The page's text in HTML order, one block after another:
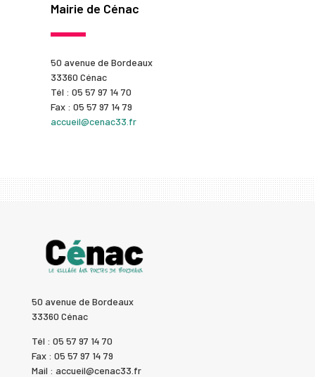
Mairie de Cénac
50 avenue de Bordeaux
33360 Cénac
Tél : 05 57 97 14 70
Fax : 05 57 97 14 79
accueil@cenac33.fr
50 avenue de Bordeaux
33360 Cénac
Tél : 05 57 97 14 70
Fax : 05 57 97 14 79
Mail : accueil@cenac33.fr